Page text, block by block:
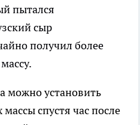
пытался
сыр
получил более
можно установить
спустя час после